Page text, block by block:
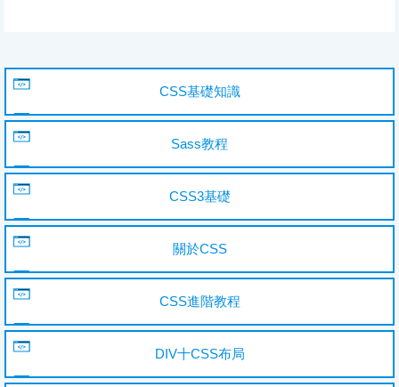
CSS基礎知識
Sass教程
CSS3基礎
關於CSS
CSS進階教程
DIV十CSS布局